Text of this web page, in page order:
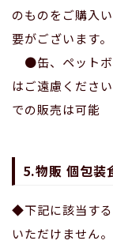
のものをご購入
要がございます。
●缶、ペットボ
はご遠慮くださ
での販売は可能
5.物販 個包装
◆下記に該当す
いただけません。